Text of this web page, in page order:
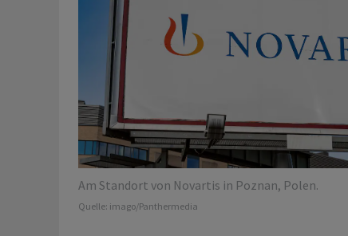
Am Standort von Novartis in Poznan, Polen.
Quelle: imago/Panthermedia